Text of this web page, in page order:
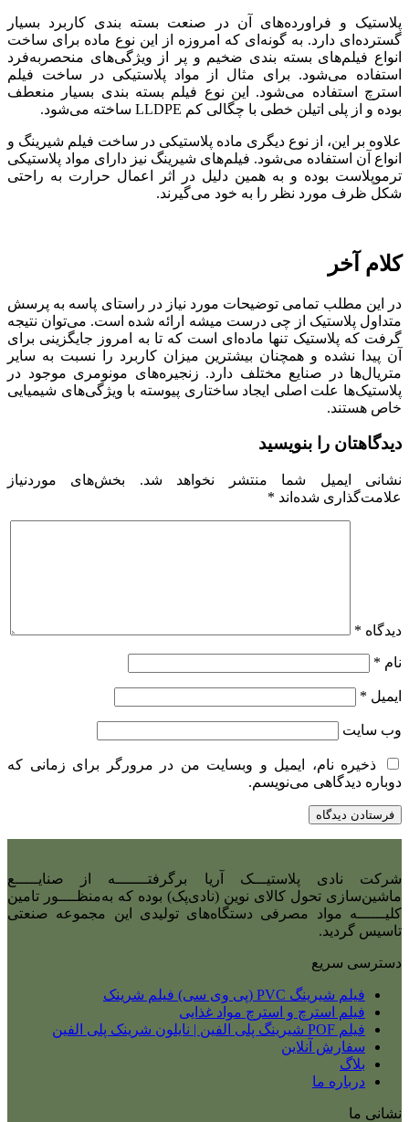
پلاستیک و فراورده‌های آن در صنعت بسته بندی کاربرد بسیار
گسترده‌ای دارد. به گونه‌ای که امروزه از این نوع ماده برای ساخت
انواع فیلم‌های بسته بندی ضخیم و پر از ویژگی‌های منحصربه‌فرد
استفاده می‌شود. برای مثال از مواد پلاستیکی در ساخت فیلم
استرچ استفاده می‌شود. این نوع فیلم بسته بندی بسیار منعطف
بوده و از پلی اتیلن خطی با چگالی کم LLDPE ساخته می‌شود.
علاوه بر این، از نوع دیگری ماده پلاستیکی در ساخت فیلم شیرینگ و
انواع آن استفاده می‌شود. فیلم‌های شیرینگ نیز دارای مواد پلاستیکی
ترموپلاست بوده و به همین دلیل در اثر اعمال حرارت به راحتی
شکل ظرف مورد نظر را به خود می‌گیرند.
کلام آخر
در این مطلب تمامی توضیحات مورد نیاز در راستای پاسه به پرسش
متداول پلاستیک از چی درست میشه ارائه شده است. می‌توان نتیجه
گرفت که پلاستیک تنها ماده‌ای است که تا به امروز جایگزینی برای
آن پیدا نشده و همچنان بیشترین میزان کاربرد را نسبت به سایر
متریال‌ها در صنایع مختلف دارد. زنجیره‌های مونومری موجود در
پلاستیک‌ها علت اصلی ایجاد ساختاری پیوسته با ویژگی‌های شیمیایی
خاص هستند.
دیدگاهتان را بنویسید
نشانی ایمیل شما منتشر نخواهد شد.
بخش‌های موردنیاز
علامت‌گذاری شده‌اند *
دیدگاه *
نام *
ایمیل *
وب‌ سایت
ذخیره نام، ایمیل و وبسایت من در مرورگر برای زمانی که
دوباره دیدگاهی می‌نویسم.
شرکت نادی‌ پلاستیـــک آریا برگرفتـــــــه از صنایـــــع
ماشین‌سازی تحول کالای نوین (نادی‌پک) بوده که به‌منظــــور تامین
کلیــــــه مواد مصرفی دستگاه‌های تولیدی این مجموعه صنعتی
تاسیس گردید.
دسترسی سریع
فیلم شیرینگ PVC (پی وی سی) فیلم شرینک
فیلم استرچ و استرچ مواد غذایی
فیلم POF شیرینگ پلی الفین | نایلون شرینک پلی الفین
سفارش آنلاین
بلاگ
درباره ما
نشانی ما